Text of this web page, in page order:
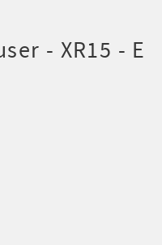
- XR15 - E